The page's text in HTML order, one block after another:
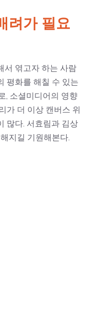
려가 필요
서 엮고자 하는 사람
평화를 해칠 수 있는
, 소셜미디어의 영향
가 더 이상 캔버스 위
많다. 서효림과 김상
지길 기원해본다.